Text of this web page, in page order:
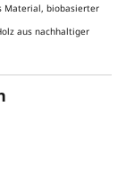
Material, biobasierter
aus nachhaltiger